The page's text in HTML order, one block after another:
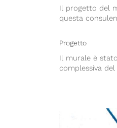
Il progetto del
questa
Progetto
Il murale è
complessiva
pesci acquario